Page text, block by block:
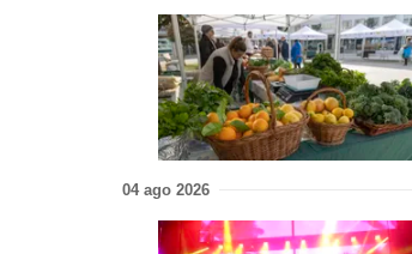
04 ago 2026